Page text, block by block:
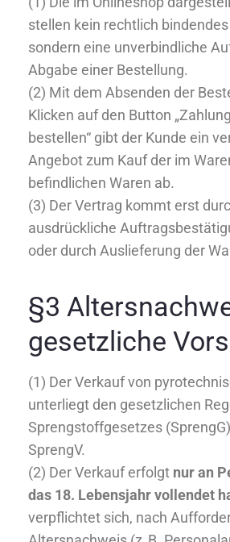
stellen kein rechtlich
sondern eine unverbindliche
Abgabe einer Bestellung.
(2) Mit dem Absenden der
Klicken auf den Button
bestellen“ gibt der Kunde ein
Angebot zum Kauf der im
befindlichen Waren ab.
(3) Der Vertrag kommt erst
ausdrückliche
oder durch Auslieferung der
§3
gesetzliche
(1) Der Verkauf von
unterliegt den gesetzlichen
Sprengstoffgesetzes
SprengV.
(2) Der Verkauf erfolgt nur an
das 18. Lebensjahr vollendet
verpflichtet sich, nach